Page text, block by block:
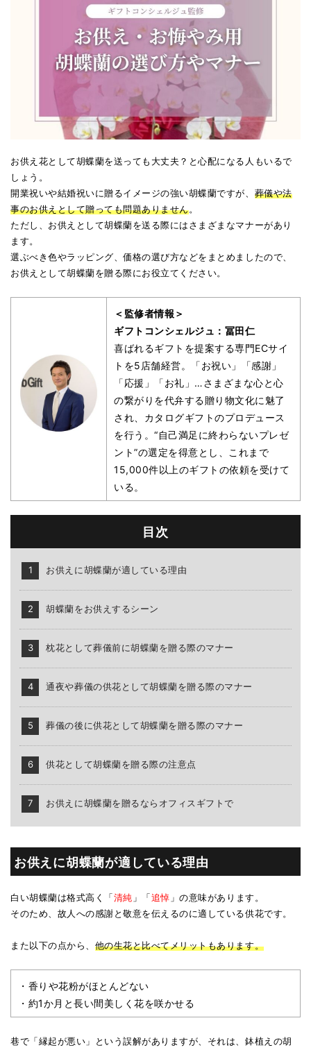
お供え花として胡蝶蘭を送っても大丈夫？と心配になる人もいるで
しょう。
開業祝いや結婚祝いに贈るイメージの強い胡蝶蘭ですが、 葬儀や法
事のお供えとして贈っても問題ありません。
ただし、お供えとして胡蝶蘭を送る際にはさまざまなマナーがあり
ます。
選ぶべき色やラッピング、価格の選び方などをまとめましたので、
お供えとして胡蝶蘭を贈る際にお役立てください。
＜監修者情報＞
ギフトコンシェルジュ：冨田仁
喜ばれるギフトを提案する専門ECサイ
トを5店舗経営。「お祝い」「感謝」
「応援」「お礼」…さまざまな心と心
の繋がりを代弁する贈り物文化に魅了
され、カタログギフトのプロデュース
を行う。“自己満足に終わらないプレゼ
ント”の選定を得意とし、これまで
15,000件以上のギフトの依頼を受けて
いる。
目次
お供えに胡蝶蘭が適している理由
胡蝶蘭をお供えするシーン
枕花として葬儀前に胡蝶蘭を贈る際のマナー
通夜や葬儀の供花として胡蝶蘭を贈る際のマナー
葬儀の後に供花として胡蝶蘭を贈る際のマナー
供花として胡蝶蘭を贈る際の注意点
お供えに胡蝶蘭を贈るならオフィスギフトで
お供えに胡蝶蘭が適している理由
白い胡蝶蘭は格式高く「清純 」「追悼 」の意味があります。
そのため、故人への感謝と敬意を伝えるのに適している供花です。
また以下の点から、 他の生花と比べてメリットもあります。
・香りや花粉がほとんどない
・約1か月と長い間美しく花を咲かせる
巷で「縁起が悪い」という誤解がありますが、それは、鉢植えの胡